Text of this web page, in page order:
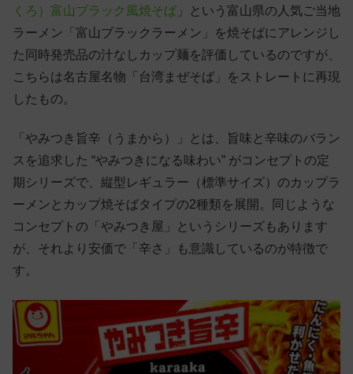
くろ）富山ブラック風焼そば 」という富山県の人気ご当地
ラーメン「富山ブラックラーメン」を焼そばにアレンジし
た同時発売品の汁なしカップ麺を評価しているのですが、
こちらは名古屋名物「台湾まぜそば」をストレートに再現
したもの。
「やみつき旨辛（うまから）」とは、旨味と辛味のバラン
スを追求した “やみつきになる味わい” がコンセプトの定
期シリーズで、縦型レギュラー（標準サイズ）のカップラ
ーメンとカップ焼そばタイプの2種類を展開。同じような
コンセプトの「やみつき屋」というシリーズもあります
が、それより安価で「辛さ」も意識しているのが特徴で
す。